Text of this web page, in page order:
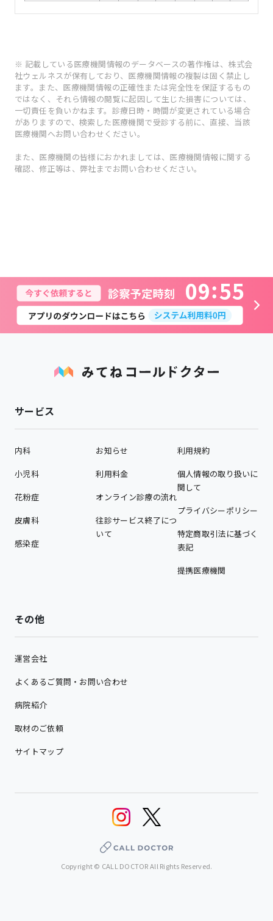
※ 記載している医療機関情報のデータベースの著作権は、株式会
社ウェルネスが保有しており、医療機関情報の複製は固く禁止し
ます。また、医療機関情報の正確性または完全性を保証するもの
ではなく、それら情報の閲覧に起因して生じた損害については、
一切責任を負いかねます。診療日時・時間が変更されている場合
がありますので、検索した医療機関で受診する前に、直接、当該
医療機関へお問い合わせください。
また、医療機関の皆様におかれましては、医療機関情報に関する
確認、修正等は、弊社までお問い合わせください。
09 55
サービス
内科
小児科
花粉症
皮膚科
感染症
お知らせ
利用料金
オンライン診療の流れ
往診サービス終了につ
いて
利用規約
個人情報の取り扱いに
関して
プライバシーポリシー
特定商取引法に基づく
表記
提携医療機関
その他
運営会社
よくあるご質問・お問い合わせ
病院紹介
取材のご依頼
サイトマップ
Copyright © CALL DOCTOR All Rights Reserved.